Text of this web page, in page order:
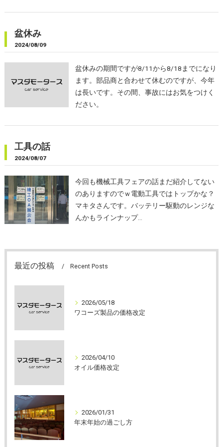
盆休み
2024/08/09
盆休みの期間ですが8/11から8/18までになり
ます。部品商と合わせて休むのですが、今年
は長いです。その間、事故にはお気をつけく
ださい。
工具の話
2024/08/07
今回も機械工具フェアの話まだ紹介してない
のありますのでｗ電動工具ではトップかな？
マキタさんです。バッテリー駆動のレンジな
んかもラインナップ…
最近の投稿 Recent Posts
2026/05/18
ワコーズ製品の価格改定
2026/04/10
オイル価格改定
2026/01/31
年末年始の過ごし方